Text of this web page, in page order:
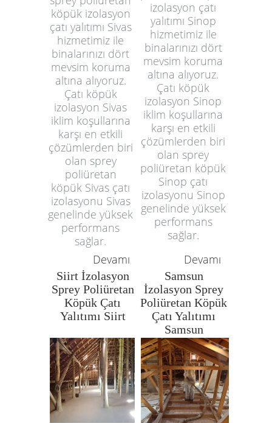
köpük izolasyon
çatı yalıtımı Sivas
hizmetimiz ile
binalarınızı dört
mevsim koruma
altına alıyoruz.
Çatı köpük
izolasyon Sivas
iklim koşullarına
karşı en etkili
çözümlerden biri
olan sprey
poliüretan
köpük Sivas çatı
izolasyonu Sivas
genelinde yüksek
performans
sağlar.
izolasyon çatı
yalıtımı Sinop
hizmetimiz ile
binalarınızı dört
mevsim koruma
altına alıyoruz.
Çatı köpük
izolasyon Sinop
iklim koşullarına
karşı en etkili
çözümlerden biri
olan sprey
poliüretan köpük
Sinop çatı
izolasyonu Sinop
genelinde yüksek
performans
sağlar.
Devamı
Devamı
Siirt İzolasyon
Sprey Poliüretan
Köpük Çatı
Yalıtımı Siirt
Samsun
İzolasyon Sprey
Poliüretan Köpük
Çatı Yalıtımı
Samsun